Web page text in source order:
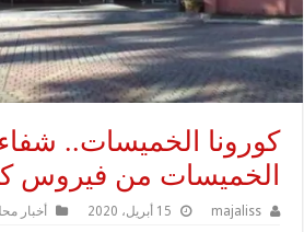
كورونا الخميسات..
الخميسات من فيروس
majaliss 15 أبريل، 2020 أخبار